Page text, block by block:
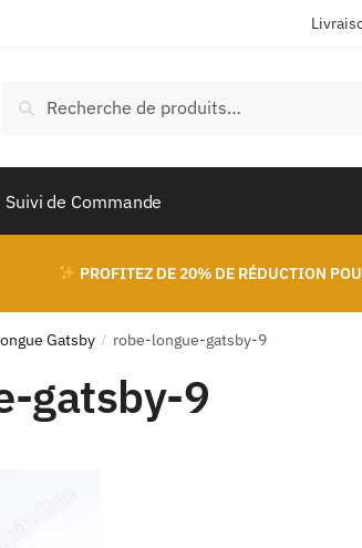
pour :
Recherche
Suivi de Commande
PROFITEZ DE 20% DE RÉDUCTION
Gatsby / robe-longue-gatsby-9
gatsby-9